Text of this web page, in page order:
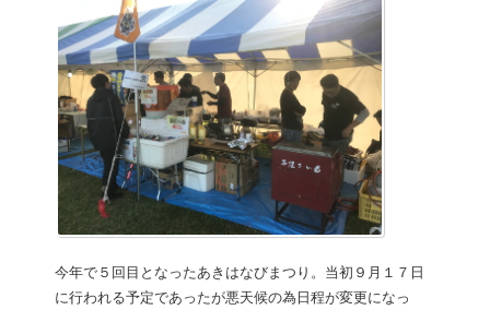
今年で５回目となったあきはなびまつり。当初９月１７日
に行われる予定であったが悪天候の為日程が変更になっ